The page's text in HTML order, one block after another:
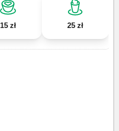
15 zł 25 zł